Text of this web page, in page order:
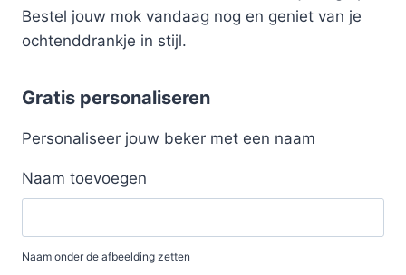
Bestel jouw mok vandaag nog en geniet van je
ochtenddrankje in stijl.
Gratis personaliseren
Personaliseer jouw beker met een naam
Naam toevoegen
Naam onder de afbeelding zetten